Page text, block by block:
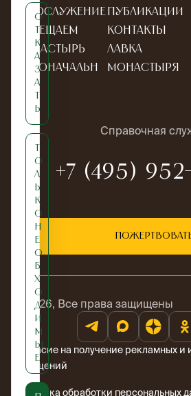
Богослужение
Посещаем
монастырь
Новоначальн
Публикации
Контакты
Лавка
монастыря
Справочная
+7 (495)
© 2026, Все права защищены
Согласие на получение рекламных
сообщений
Политика обработки персональных
О
т
к
а
з
а
т
ь
Т
о
л
ь
к
о
н
е
о
б
х
о
д
и
м
ы
е